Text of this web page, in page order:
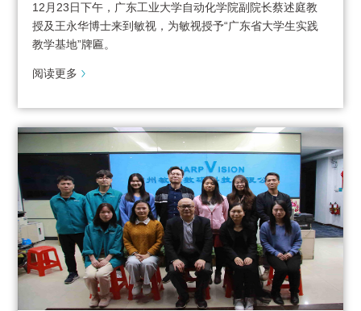
12月23日下午，广东工业大学自动化学院副院长蔡述庭教
授及王永华博士来到敏视，为敏视授予“广东省大学生实践
教学基地”牌匾。
阅读更多